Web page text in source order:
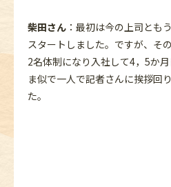
柴田さん ：最初は今の上司とも
スタートしました。ですが、そ
2名体制になり入社して4，5か
ま似で一人で記者さんに挨拶回
た。